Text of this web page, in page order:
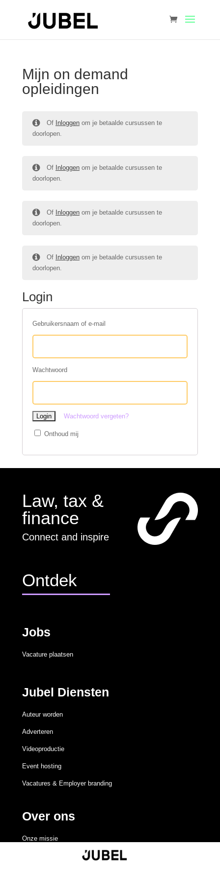
Mijn on demand
opleidingen
Of Inloggenom je betaalde cursussen te
doorlopen.
Of Inloggenom je betaalde cursussen te
doorlopen.
Of Inloggenom je betaalde cursussen te
doorlopen.
Of Inloggenom je betaalde cursussen te
doorlopen.
Login
Gebruikersnaam of e-mail
Wachtwoord
Wachtwoord vergeten?
Onthoud mij
Law, tax &
finance
Connect and inspire
Ontdek
Jobs
Vacature plaatsen
Jubel Diensten
Auteur worden
Adverteren
Videoproductie
Event hosting
Vacatures & Employer branding
Over ons
Onze missie